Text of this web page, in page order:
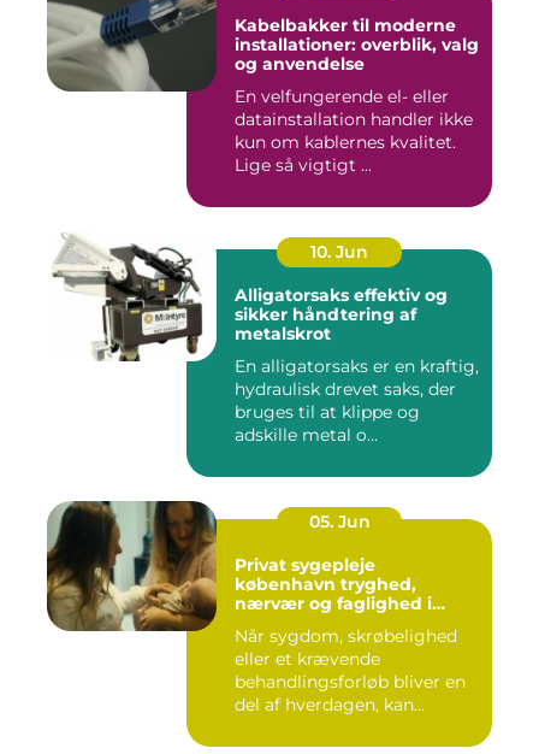
Kabelbakker til moderne
installationer: overblik, valg
og anvendelse
En velfungerende el- eller
datainstallation handler ikke
kun om kablernes kvalitet.
Lige så vigtigt ...
10. Jun
Alligatorsaks effektiv og
sikker håndtering af
metalskrot
En alligatorsaks er en kraftig,
hydraulisk drevet saks, der
bruges til at klippe og
adskille metal o...
05. Jun
Privat sygepleje
københavn tryghed,
nærvær og faglighed i
Når sygdom, skrøbelighed
eller et krævende
behandlingsforløb bliver en
del af hverdagen, kan